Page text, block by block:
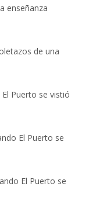
enseñanza
de una
Puerto se vistió
El Puerto se
El Puerto se